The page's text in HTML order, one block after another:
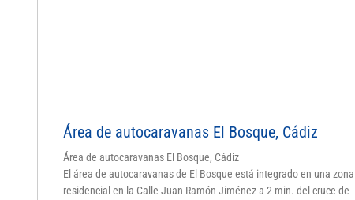
Área de autocaravanas El Bosque, Cádiz
Área de autocaravanas El Bosque, Cádiz
El área de autocaravanas de El Bosque está integrado en una zona
residencial en la Calle Juan Ramón Jiménez a 2 min. del cruce de